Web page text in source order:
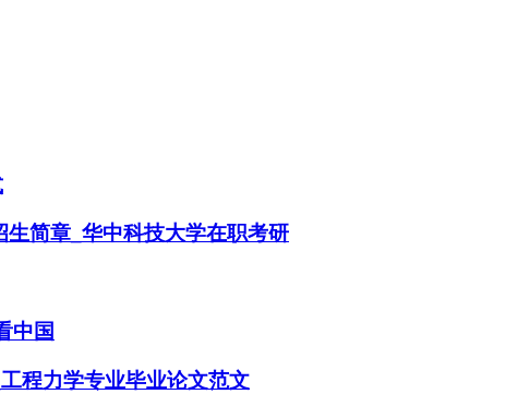
简章_华中科技大学在职考研
中国
程力学专业毕业论文范文